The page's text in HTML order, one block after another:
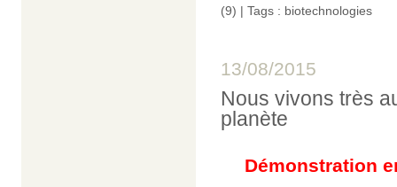
(9) | Tags : biotechnologies
13/08/2015
Nous vivons très
planète
Démonstration